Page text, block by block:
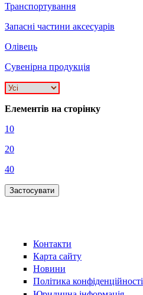
Транспортування
Запасні частини аксесуарів
Олівець
Сувенірна продукція
Елементів на сторінку
10
20
40
Контакти
Карта сайту
Новини
Політика конфіденційності